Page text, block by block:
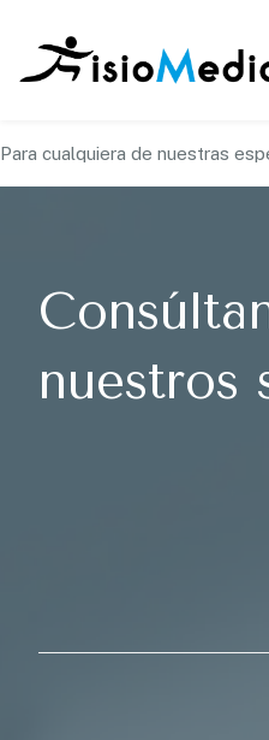
Para cualquiera de nuestras
nuestros